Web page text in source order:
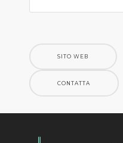
SITO WEB
CONTATTA